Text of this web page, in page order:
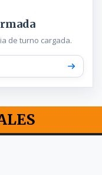
de turno cargada.